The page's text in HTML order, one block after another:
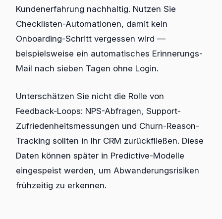
Kundenerfahrung nachhaltig. Nutzen Sie
Checklisten-Automationen, damit kein
Onboarding-Schritt vergessen wird —
beispielsweise ein automatisches Erinnerungs-
Mail nach sieben Tagen ohne Login.
Unterschätzen Sie nicht die Rolle von
Feedback-Loops: NPS-Abfragen, Support-
Zufriedenheitsmessungen und Churn-Reason-
Tracking sollten in Ihr CRM zurückfließen. Diese
Daten können später in Predictive-Modelle
eingespeist werden, um Abwanderungsrisiken
frühzeitig zu erkennen.